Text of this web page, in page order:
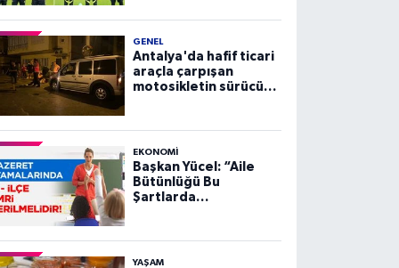
GENEL
Antalya'da hafif ticari
araçla çarpışan
motosikletin sürücüsü
EKONOMI
Başkan Yücel: “Aile
Bütünlüğü Bu
Şartlarda
YAŞAM